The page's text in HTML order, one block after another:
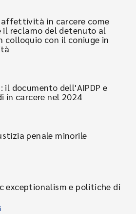
in carcere come
reclamo del detenuto al
colloquio con il coniuge in
documento dell'AIPDP e
in carcere nel 2024
penale minorile
exceptionalism e politiche di